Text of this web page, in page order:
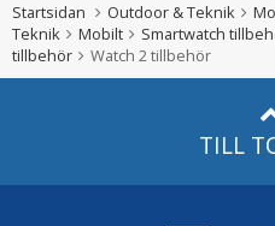
Startsidan Outdoor & Teknik
Teknik
Mobilt Smartwatch
tillbehör
Watch 2 tillbehör
TILL